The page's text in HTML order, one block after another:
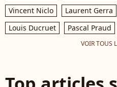
Vincent Niclo
Laurent Gerra
Louis Ducruet
Pascal Praud
VOIR TOUS